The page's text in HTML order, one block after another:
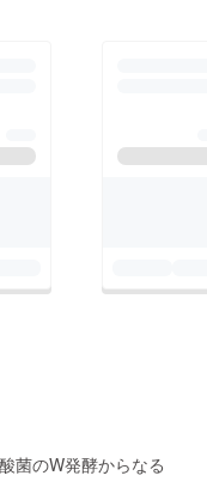
菌のW発酵からなる